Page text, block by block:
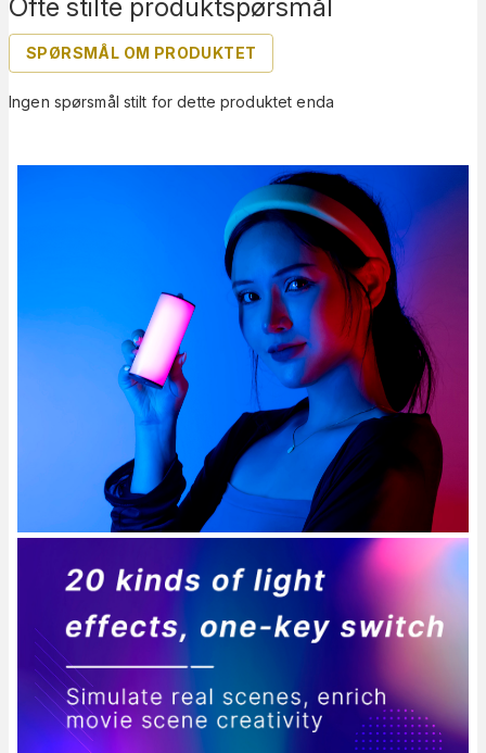
Ofte stilte produktspørsmål
SPØRSMÅL OM PRODUKTET
Ingen spørsmål stilt for dette produktet enda